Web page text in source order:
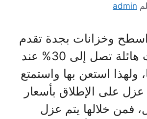
admin
وخزانات بجدة تقدم
لك تخفيضات هائلة تصل إلى 30% عند
ولهذا استعن بها واستمتع
على الإطلاق بأسعار
فمن خلالها يتم عزل